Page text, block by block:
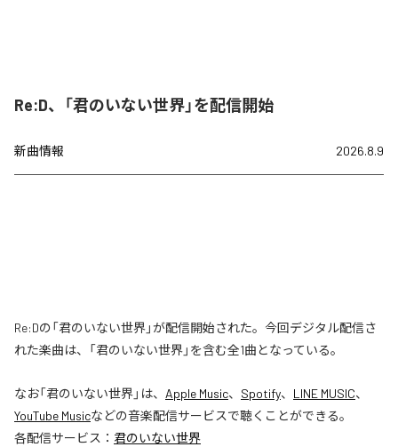
Re:D、「君のいない世界」を配信開始
新曲情報 2026.8.9
Re:Dの「君のいない世界」が配信開始された。今回デジタル配信さ
れた楽曲は、「君のいない世界」を含む全1曲となっている。
なお「君のいない世界」は、 Apple Music、 Spotify、 LINE MUSIC、
YouTube Musicなどの音楽配信サービスで聴くことができる。
各配信サービス： 君のいない世界